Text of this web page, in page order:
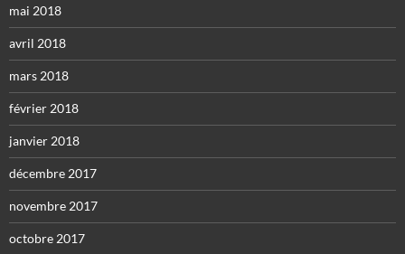
mai 2018
avril 2018
mars 2018
février 2018
janvier 2018
décembre 2017
novembre 2017
octobre 2017